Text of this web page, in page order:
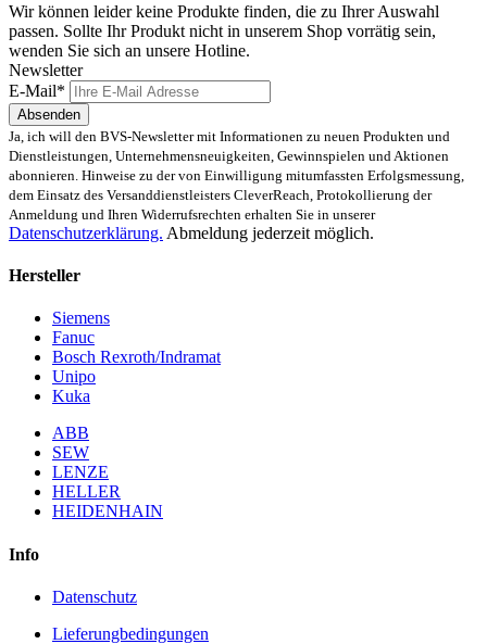
Wir können leider keine Produkte finden, die zu Ihrer Auswahl
passen. Sollte Ihr Produkt nicht in unserem Shop vorrätig sein,
wenden Sie sich an unsere Hotline.
Newsletter
E-Mail*
Absenden
Ja, ich will den BVS-Newsletter mit Informationen zu neuen Produkten und
Dienstleistungen, Unternehmensneuigkeiten, Gewinnspielen und Aktionen
abonnieren. Hinweise zu der von Einwilligung mitumfassten Erfolgsmessung,
dem Einsatz des Versanddienstleisters CleverReach, Protokollierung der
Anmeldung und Ihren Widerrufsrechten erhalten Sie in unserer
Datenschutzerklärung. Abmeldung jederzeit möglich.
Hersteller
Siemens
Fanuc
Bosch Rexroth/Indramat
Unipo
Kuka
ABB
SEW
LENZE
HELLER
HEIDENHAIN
Info
Datenschutz
Lieferungbedingungen